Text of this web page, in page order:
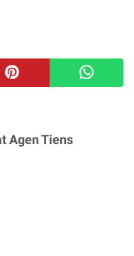
Agen Tiens